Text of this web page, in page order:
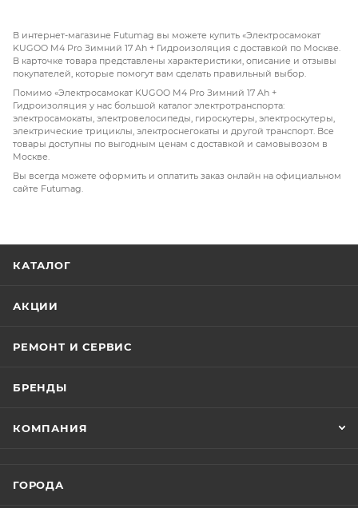
В интернет-магазине Futumag вы можете купить «Электросамокат
KUGOO M4 Pro Зимний 17 Ah + Гидроизоляция с доставкой по Москве.
В карточке товара представлены характеристики, описание и отзывы
покупателей, которые помогут вам сделать правильный выбор.
Помимо «Электросамокат KUGOO M4 Pro Зимний 17 Ah +
Гидроизоляция у нас большой каталог электротранспорта:
электросамокаты, электровелосипеды, гироскутеры, электроскутеры,
электрические трициклы, электроснегокаты и другой транспорт. Все
товары доступны по выгодным ценам с доставкой и самовывозом в
Москве.
Вы всегда можете оформить и оплатить заказ онлайн на официальном
сайте Futumag.
КАТАЛОГ
АКЦИИ
РЕМОНТ И СЕРВИС
БРЕНДЫ
КОМПАНИЯ
ГОРОДА